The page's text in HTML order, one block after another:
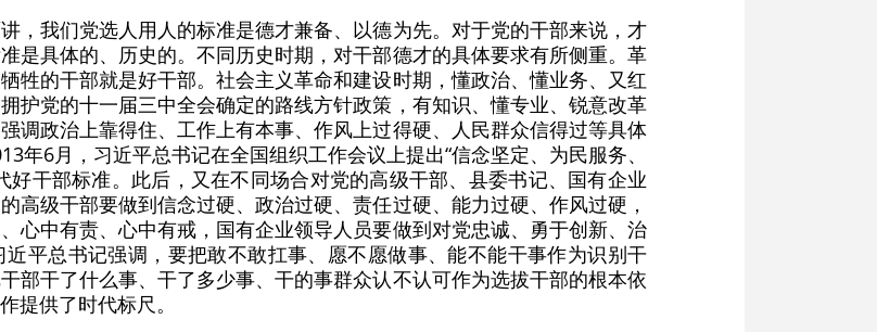
，我们党选人用人的标准是德才兼备、以德为先。对于党的干部来说，才
是具体的、历史的。不同历史时期，对干部德才的具体要求有所侧重。革
牲的干部就是好干部。社会主义革命和建设时期，懂政治、懂业务、又红
护党的十一届三中全会确定的路线方针政策，有知识、懂专业、锐意改革
调政治上靠得住、工作上有本事、作风上过得硬、人民群众信得过等具体
年6月，习近平总书记在全国组织工作会议上提出“信念坚定、为民服务、
好干部标准。此后，又在不同场合对党的高级干部、县委书记、国有企业
高级干部要做到信念过硬、政治过硬、责任过硬、能力过硬、作风过硬，
心中有责、心中有戒，国有企业领导人员要做到对党忠诚、勇于创新、治
平总书记强调，要把敢不敢扛事、愿不愿做事、能不能干事作为识别干
部干了什么事、干了多少事、干的事群众认不认可作为选拔干部的根本依
提供了时代标尺。